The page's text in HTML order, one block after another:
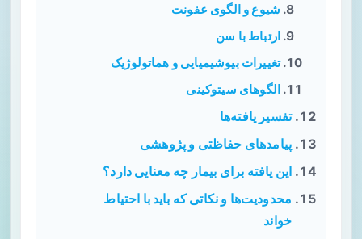
شیوع و الگوی عفونت
ارتباط با سن
تغییرات بیوشیمیایی و هماتولوژیک
الگوهای سیتوکینی
تفسیر یافته‌ها
پیامدهای حفاظتی و پژوهشی
این یافته برای بیمار چه معنایی دارد؟
محدودیت‌ها و نکاتی که باید با احتیاط
خواند